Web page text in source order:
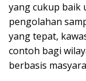
yang cukup baik
pengolahan
yang tepat,
contoh bagi
berbasis